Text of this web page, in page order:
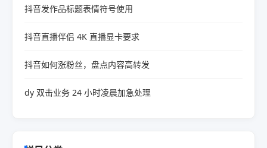
抖音发作品标题表情符号使用
抖音直播伴侣 4K 直播显卡要求
抖音如何涨粉丝，盘点内容高转发
dy 双击业务 24 小时凌晨加急处理